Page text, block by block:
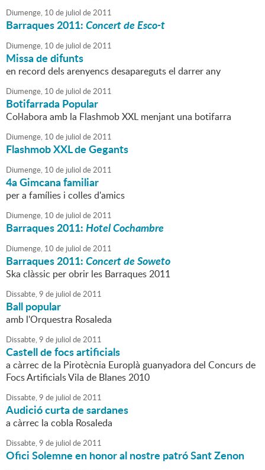
Diumenge, 10 de juliol de2011
Barraques 2011:Concert de Esco-t
Diumenge, 10 de juliol de2011
Missa de difunts
en record dels arenyencs desapareguts el darrer any
Diumenge, 10 de juliol de2011
Botifarrada Popular
Col·labora amb la Flashmob XXL menjant una botifarra
Diumenge, 10 de juliol de2011
Flashmob XXL de Gegants
Diumenge, 10 de juliol de2011
4a Gimcana familiar
per a famílies i colles d'amics
Diumenge, 10 de juliol de2011
Barraques 2011:Hotel Cochambre
Diumenge, 10 de juliol de2011
Barraques 2011:Concert de Soweto
Ska clàssic per obrir les Barraques 2011
Dissabte,9 de juliol de2011
Ball popular
amb l'Orquestra Rosaleda
Dissabte,9 de juliol de2011
Castell de focs artificials
a càrrec de la Pirotècnia Europlà guanyadora del Concurs de
Focs Artificials Vila de Blanes 2010
Dissabte,9 de juliol de2011
Audició curta de sardanes
a càrrec la cobla Rosaleda
Dissabte,9 de juliol de2011
Ofici Solemne en honor al nostre patró Sant Zenon